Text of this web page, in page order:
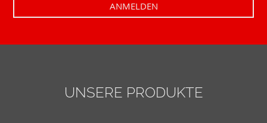
UNSERE PRODUKTE